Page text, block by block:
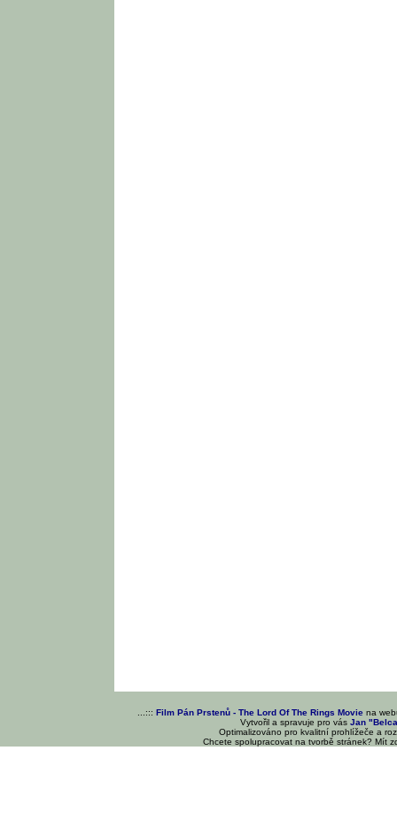
...::: Film Pán Prstenů - The Lord Of The Rings Movie na
Vytvořil a spravuje pro vásJan
Optimalizováno pro kvalitní prohlížeče a
Chcete spolupracovat na tvorbě stránek? Mít